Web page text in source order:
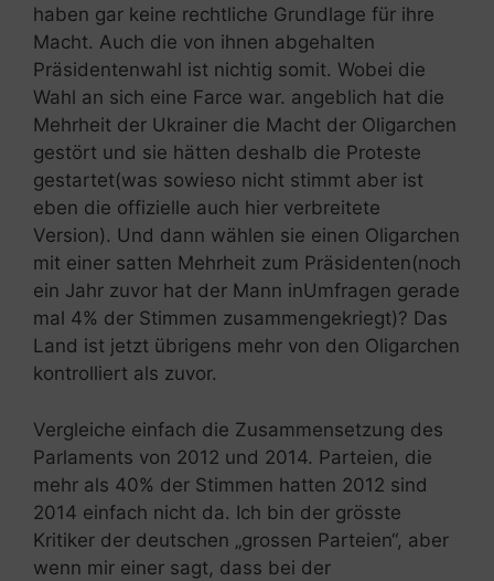
haben gar keine rechtliche Grundlage für ihre
Macht. Auch die von ihnen abgehalten
Präsidentenwahl ist nichtig somit. Wobei die
Wahl an sich eine Farce war. angeblich hat die
Mehrheit der Ukrainer die Macht der Oligarchen
gestört und sie hätten deshalb die Proteste
gestartet(was sowieso nicht stimmt aber ist
eben die offizielle auch hier verbreitete
Version). Und dann wählen sie einen Oligarchen
mit einer satten Mehrheit zum Präsidenten(noch
ein Jahr zuvor hat der Mann inUmfragen gerade
mal 4% der Stimmen zusammengekriegt)? Das
Land ist jetzt übrigens mehr von den Oligarchen
kontrolliert als zuvor.
Vergleiche einfach die Zusammensetzung des
Parlaments von 2012 und 2014. Parteien, die
mehr als 40% der Stimmen hatten 2012 sind
2014 einfach nicht da. Ich bin der grösste
Kritiker der deutschen „grossen Parteien“, aber
wenn mir einer sagt, dass bei der